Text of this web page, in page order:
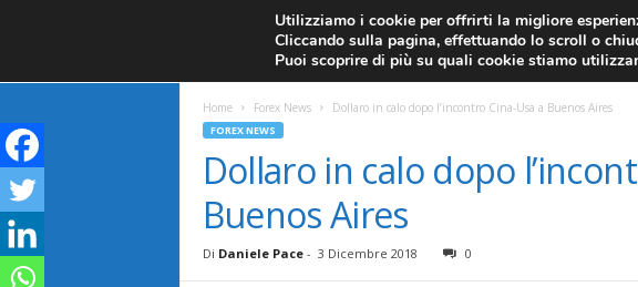
CANDELE GIAPPONESI ECONOMIA FOREX GRATIS FOREX NEWS
F
a
F
ANALISI TECNICA EURO/DOLLARO
Home Forex News Dollaro in calo dopo l’incontro Cina-Usa a Buenos Aires
FOREX NEWS
Dollaro in calo dopo
Buenos Aires
Di Daniele Pace- 3 Dicembre 2018 0
Utilizziamo i cookie per offrirti la migliore
Cliccando sulla pagina, effettuando lo scroll o
Puoi scoprire di più su quali cookie stiamo